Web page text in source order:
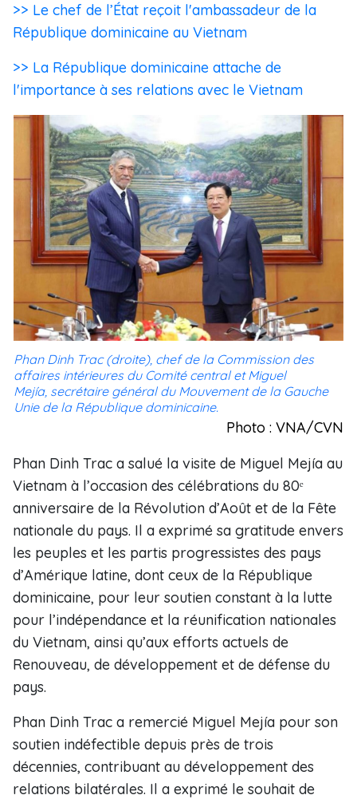
>> Le chef de l’État reçoit l'ambassadeur de la
République dominicaine au Vietnam
>> La République dominicaine attache de
l'importance à ses relations avec le Vietnam
Phan Dinh Trac (droite), chef de la Commission des
affaires intérieures du Comité central et Miguel
Mejía, secrétaire général du Mouvement de la Gauche
Unie de la République dominicaine.
Photo : VNA/CVN
Phan Dinh Trac a salué la visite de Miguel Mejía au
Vietnam à l’occasion des célébrations du 80ᵉ
anniversaire de la Révolution d’Août et de la Fête
nationale du pays. Il a exprimé sa gratitude envers
les peuples et les partis progressistes des pays
d’Amérique latine, dont ceux de la République
dominicaine, pour leur soutien constant à la lutte
pour l’indépendance et la réunification nationales
du Vietnam, ainsi qu’aux efforts actuels de
Renouveau, de développement et de défense du
pays.
Phan Dinh Trac a remercié Miguel Mejía pour son
soutien indéfectible depuis près de trois
décennies, contribuant au développement des
relations bilatérales. Il a exprimé le souhait de